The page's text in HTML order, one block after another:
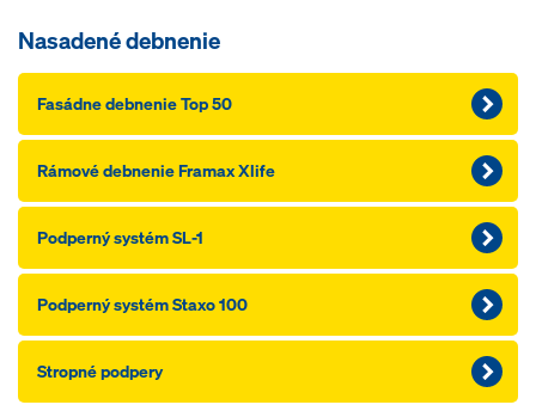
Nasadené debnenie
Fasádne debnenie Top 50
Rámové debnenie Framax Xlife
Podperný systém SL-1
Podperný systém Staxo 100
Stropné podpery